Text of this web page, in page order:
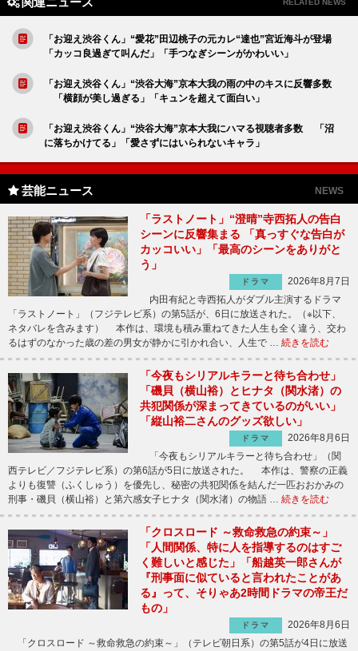
RELATED NEWS
「お迎え渋谷くん」“愛花”田辺桃子の元カレ“達也”宮近海斗が登場
「カッコ良過ぎて叫んだ」「手つなぎシーンがかわいい」
「お迎え渋谷くん」“渋谷大海”京本大我の雨の中のキスに反響多数
「横顔が美し過ぎる」「キュンを超えて面白い」
「お迎え渋谷くん」“渋谷大海”京本大我にハマる視聴者多数 「沼
に落ちかけてる」「愛さずにはいられないキャラ」
芸能ニュース NEWS
「ラストノート」“澄晴”寺西拓人の告白
シーンに反響集まる 「真っすぐな告白が
カッコいい」「最高のシーンをありがと
う」
ドラマ
2026年8月7日
内田有紀と寺西拓人がダブル主演するドラマ
「ラストノート」（フジテレビ系）の第5話が、6日に放送された。（※以下、
ネタバレを含みます） 本作は、環境も積み重ねてきた人生も全く違う、交わ
るはずのなかった歳の差の男女が静かに引かれ合い、人生で … 続きを読む
「今夜もシリアルキラーと待ち合わせ」
「磯貝（横山裕）とヒナタ（関水渚）の
共犯関係が深まってきているのがいい」
「縦山裕二さんのグッズ欲しい」
ドラマ
2026年8月6日
「今夜もシリアルキラーと待ち合わせ」（関
西テレビ／フジテレビ系）の第6話が5日に放送された。 本作は、警察の正義
よりも復讐（ふくしゅう）を優先し、秘密の共犯関係を結んだ一匹おおかみの
刑事・磯貝（横山裕）と第六感女子ヒナタ（関水渚）の物語 … 続きを読む
「クロスロード ～救命救急の約束～」
「人間関係、特に人を指導するのはすご
く難しいと感じた」「船越英一郎さんが
『刑事面に似ていると言われたことがあ
る』って、そりゃあ2時間ドラマの帝王だ
もの」
ドラマ
2026年8月6日
「クロスロード ～救命救急の約束～」（テレビ朝日系）の第5話が4日に放送